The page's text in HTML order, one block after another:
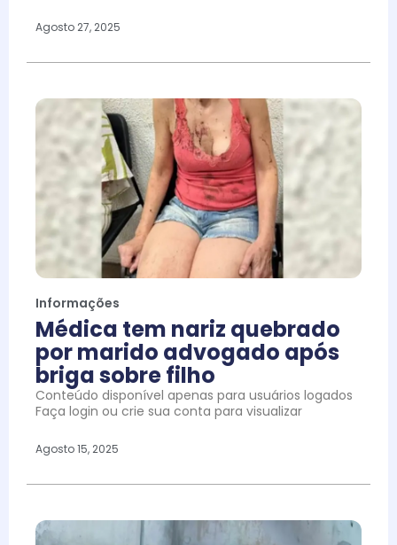
Agosto 27, 2025
Informações
Médica tem nariz quebrado
por marido advogado após
briga sobre filho
Conteúdo disponível apenas para usuários logados
Faça login ou crie sua conta para visualizar
Agosto 15, 2025